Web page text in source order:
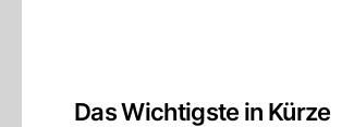
Das Wichtigste in Kürze